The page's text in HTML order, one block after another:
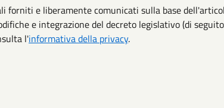
forniti e liberamente comunicati sulla base
e integrazione del decreto legislativo (di
l'informativa della privacy.